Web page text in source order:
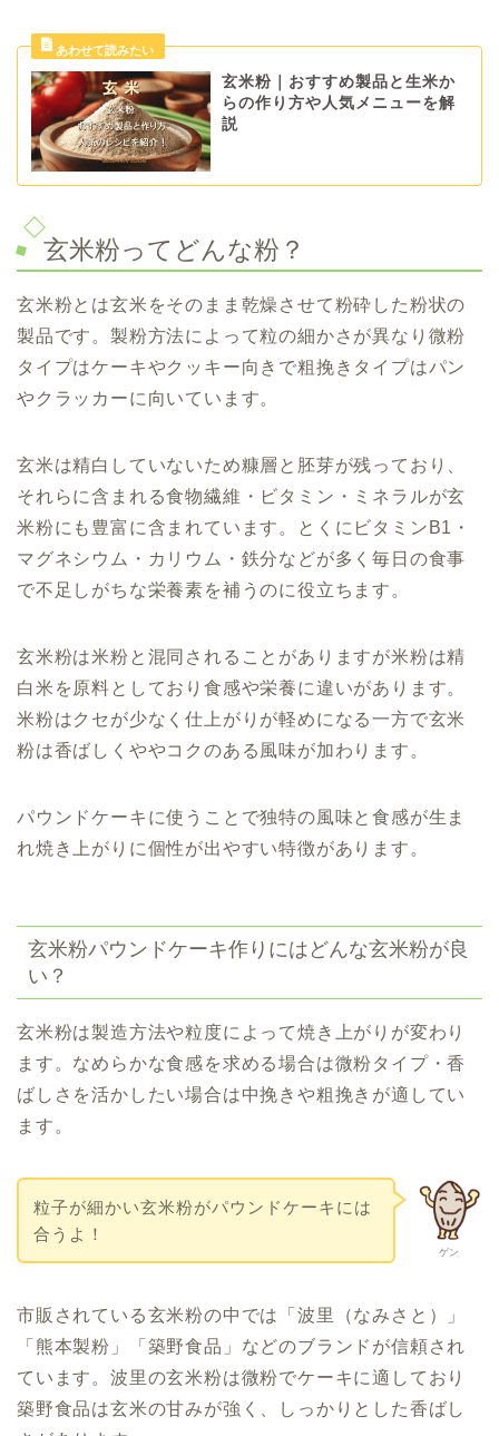
玄米粉｜おすすめ製品と生米か
らの作り方や人気メニューを解
説
玄米粉ってどんな粉？
玄米粉とは玄米をそのまま乾燥させて粉砕した粉状の
製品です。製粉方法によって粒の細かさが異なり微粉
タイプはケーキやクッキー向きで粗挽きタイプはパン
やクラッカーに向いています。
玄米は精白していないため糠層と胚芽が残っており、
それらに含まれる食物繊維・ビタミン・ミネラルが玄
米粉にも豊富に含まれています。とくにビタミンB1・
マグネシウム・カリウム・鉄分などが多く毎日の食事
で不足しがちな栄養素を補うのに役立ちます。
玄米粉は米粉と混同されることがありますが米粉は精
白米を原料としており食感や栄養に違いがあります。
米粉はクセが少なく仕上がりが軽めになる一方で玄米
粉は香ばしくややコクのある風味が加わります。
パウンドケーキに使うことで独特の風味と食感が生ま
れ焼き上がりに個性が出やすい特徴があります。
玄米粉パウンドケーキ作りにはどんな玄米粉が良
い？
玄米粉は製造方法や粒度によって焼き上がりが変わり
ます。なめらかな食感を求める場合は微粉タイプ・香
ばしさを活かしたい場合は中挽きや粗挽きが適してい
ます。
ゲン
粒子が細かい玄米粉がパウンドケーキには
合うよ！
市販されている玄米粉の中では「波里（なみさと）」
「熊本製粉」「築野食品」などのブランドが信頼され
ています。波里の玄米粉は微粉でケーキに適しており
築野食品は玄米の甘みが強く、しっかりとした香ばし